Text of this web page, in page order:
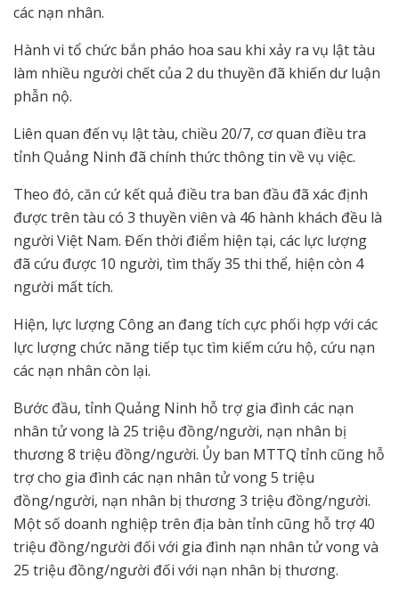
các nạn nhân.
Hành vi tổ chức bắn pháo hoa sau khi xảy ra vụ lật tàu
làm nhiều người chết của 2 du thuyền đã khiến dư luận
phẫn nộ.
Liên quan đến vụ lật tàu, chiều 20/7, cơ quan điều tra
tỉnh Quảng Ninh đã chính thức thông tin về vụ việc.
Theo đó, căn cứ kết quả điều tra ban đầu đã xác định
được trên tàu có 3 thuyền viên và 46 hành khách đều là
người Việt Nam. Đến thời điểm hiện tại, các lực lượng
đã cứu được 10 người, tìm thấy 35 thi thể, hiện còn 4
người mất tích.
Hiện, lực lượng Công an đang tích cực phối hợp với các
lực lượng chức năng tiếp tục tìm kiếm cứu hộ, cứu nạn
các nạn nhân còn lại.
Bước đầu, tỉnh Quảng Ninh hỗ trợ gia đình các nạn
nhân tử vong là 25 triệu đồng/người, nạn nhân bị
thương 8 triệu đồng/người. Ủy ban MTTQ tỉnh cũng hỗ
trợ cho gia đình các nạn nhân tử vong 5 triệu
đồng/người, nạn nhân bị thương 3 triệu đồng/người.
Một số doanh nghiệp trên địa bàn tỉnh cũng hỗ trợ 40
triệu đồng/người đối với gia đình nạn nhân tử vong và
25 triệu đồng/người đối với nạn nhân bị thương.